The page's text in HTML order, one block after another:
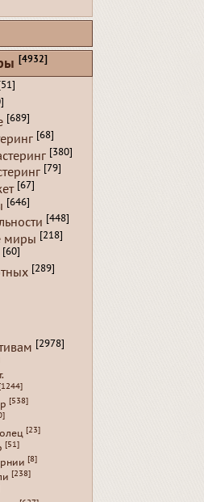
[4932]
[51]
[689]
[68]
[380]
[79]
[67]
[646]
[448]
миры [218]
[60]
[289]
[2978]
[1244]
[538]
[23]
[51]
[8]
[238]